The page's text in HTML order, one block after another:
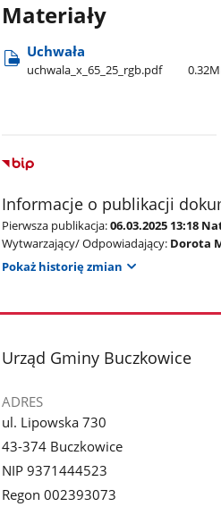
Materiały
Uchwała
uchwala​_x​_65​_25​_rgb.pdf
Informacje o publikacji
Pierwsza publikacja:06.03.2025 13:18
Wytwarzający/ Odpowiadający: Dorota
Pokaż historię zmian
stopka
Urząd Gminy Buczkowice
ADRES
ul. Lipowska 730
43-374 Buczkowice
NIP 9371444523
Regon 002393073